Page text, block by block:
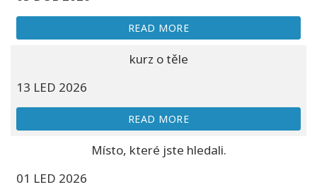
READ MORE
kurz o těle
13 LED 2026
READ MORE
Místo, které jste hledali.
01 LED 2026